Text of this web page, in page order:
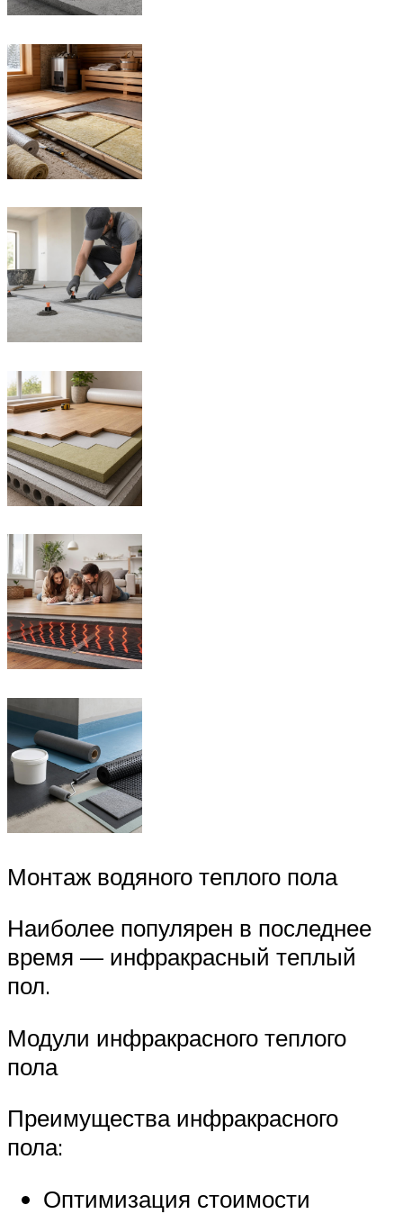
Монтаж водяного теплого пола
Наиболее популярен в последнее
время — инфракрасный теплый
пол.
Модули инфракрасного теплого
пола
Преимущества инфракрасного
пола:
Оптимизация стоимости